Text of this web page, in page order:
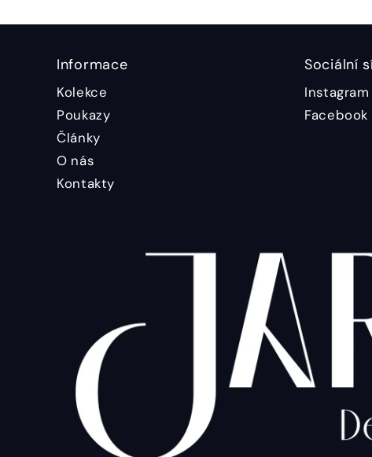
Informace
Kolekce
Poukazy
Články
O nás
Kontakty
Sociální
Instagram
Facebook